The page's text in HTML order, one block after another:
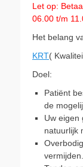
Let op:
06.00 t/m
Het belang
KRT(
Doel:
Patiënt
de
Uw eigen
natuurlijk
vermijden.